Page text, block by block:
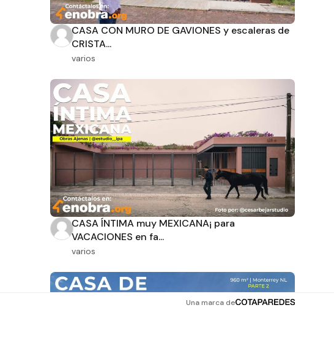
CASA CON MURO DE GAVIONES y escaleras de
CRISTA...
varios
CASA ÍNTIMA muy MEXICANA¡ para
VACACIONES en fa...
varios
Una marca de